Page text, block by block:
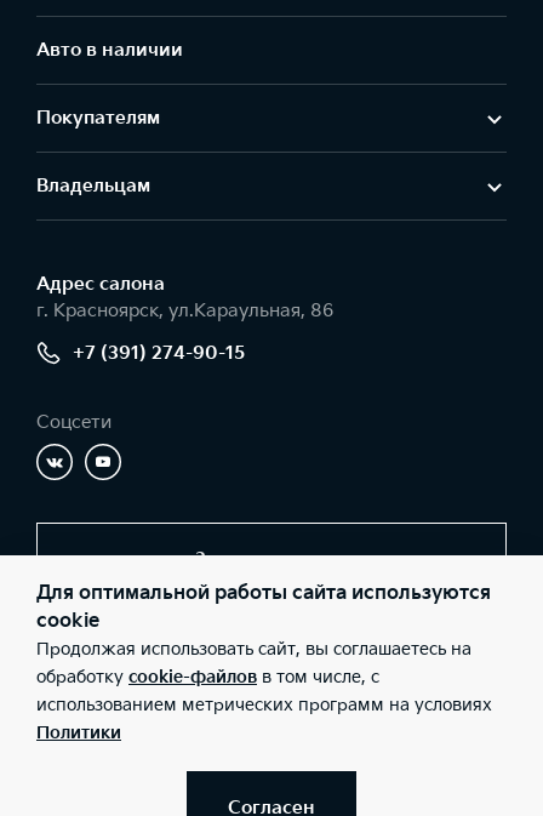
Авто в наличии
Покупателям
Владельцам
Адрес салонa
г. Красноярск, ул.Караульная, 86
+7 (391) 274-90-15
Соцсети
Заказать звонок
© 2026 Юридические лица ООО «СИАЛАВТО-Взлётка»
(Фактический адрес: г. Красноярск, ул.Караульная, 86; Телефон:
+7 (391) 274-90-15; ИНН: 2465189962; ОГРН: 1182468067055),
ООО «Киа Россия и СНГ» (Фактический адрес: г.Москва, Валовая
26; Телефон: 8 800 301 08 80; ИНН: 7728674093; ОГРН:
5087746291760) ведут деятельность на территории РФ в
соответствующих моделях и комплектациях и их наличии, ценах,
Для оптимальной работы сайта используются
cookie
Продолжая использовать сайт, вы соглашаетесь на
обработку cookie-файлов в том числе, с
использованием метрических программ на условиях
Политики
Согласен